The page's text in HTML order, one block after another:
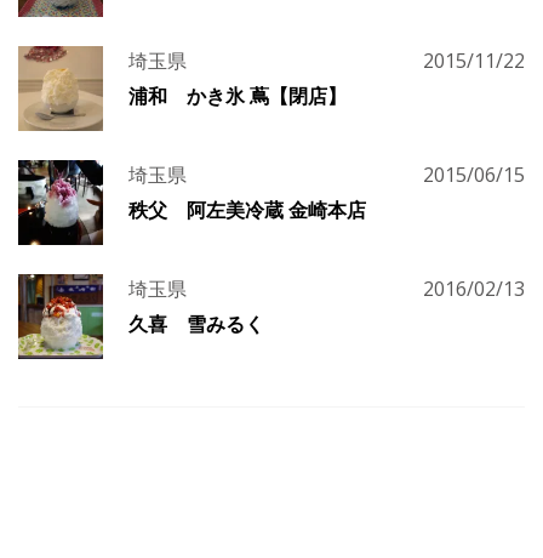
埼玉県 2015/11/22
浦和 かき氷 蔦【閉店】
埼玉県 2015/06/15
秩父 阿左美冷蔵 金崎本店
埼玉県 2016/02/13
久喜 雪みるく